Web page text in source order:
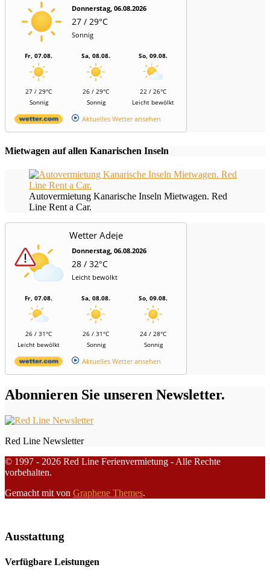
Donnerstag, 06.08.2026
27 / 29°C
Sonnig
Fr, 07.08.
27 / 29°C
Sonnig
Sa, 08.08.
26 / 29°C
Sonnig
So, 09.08.
22 / 26°C
Leicht bewölkt
Aktuelles Wetter ansehen
Mietwagen auf allen Kanarischen Inseln
Autovermietung Kanarische Inseln Mietwagen. Red
Line Rent a Car.
Wetter Adeje
Donnerstag, 06.08.2026
28 / 32°C
Leicht bewölkt
Fr, 07.08.
26 / 31°C
Leicht bewölkt
Sa, 08.08.
26 / 31°C
Sonnig
So, 09.08.
24 / 28°C
Sonnig
Aktuelles Wetter ansehen
Abonnieren Sie unseren Newsletter.
Red Line Newsletter
© 1997 - 2026 Red Line Ferienvermietung - Alle Rechte
vorbehalten.
Gemacht mit von Graphene Themes.
Ausstattung
Verfügbare Leistungen